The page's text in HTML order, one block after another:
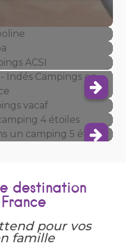
destination
pour vos
famille